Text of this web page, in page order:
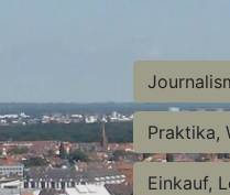
Praktika,
Einkauf,